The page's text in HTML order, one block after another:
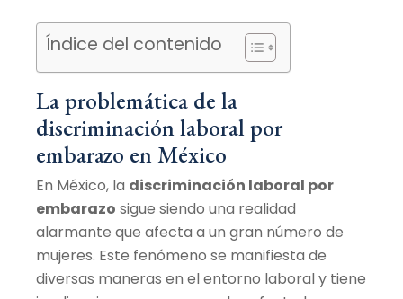
Índice del contenido
La problemática de la
discriminación laboral por
embarazo en México
En México, la discriminación laboral por
embarazo sigue siendo una realidad
alarmante que afecta a un gran número de
mujeres. Este fenómeno se manifiesta de
diversas maneras en el entorno laboral y tiene